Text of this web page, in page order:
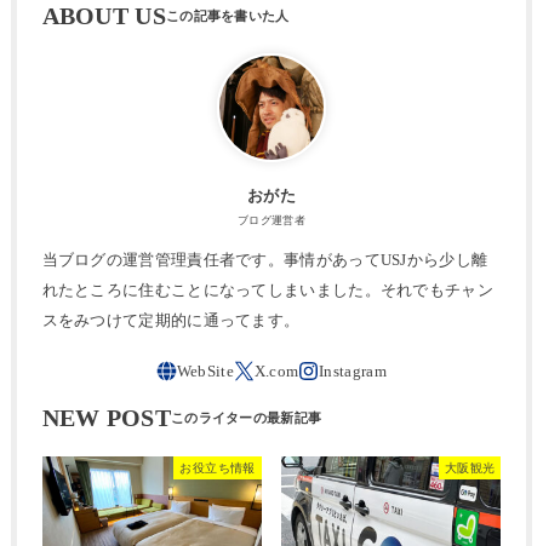
ABOUT US
おがた
ブログ運営者
当ブログの運営管理責任者です。事情があってUSJから少し離
れたところに住むことになってしまいました。それでもチャン
スをみつけて定期的に通ってます。
NEW POST
お役立ち情報 大阪観光